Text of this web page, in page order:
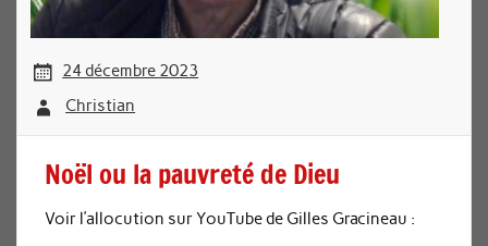
24 décembre 2023
Christian
Noël ou la pauvreté de Dieu
Voir l’allocution sur YouTube de Gilles Gracineau :